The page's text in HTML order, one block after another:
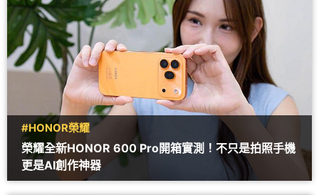
#HONOR榮耀
榮耀全新HONOR 600 Pro開箱實測！不只是拍照手機
更是AI創作神器